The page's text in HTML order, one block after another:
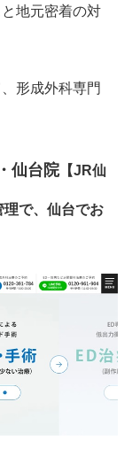
地元密着の対
形成外科専門
仙台院【JR仙
で、仙台でお